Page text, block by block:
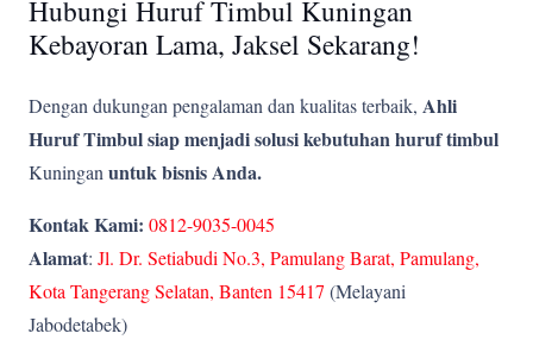
Hubungi Huruf Timbul Kuningan
Kebayoran Lama, Jaksel Sekarang!
Dengan dukungan pengalaman dan kualitas terbaik, Ahli
Huruf Timbul siap menjadi solusi kebutuhan huruf timbul
Kuningan untuk bisnis Anda.
Kontak Kami: 0812-9035-0045
Alamat: Jl. Dr. Setiabudi No.3, Pamulang Barat, Pamulang,
Kota Tangerang Selatan, Banten 15417 (Melayani
Jabodetabek)